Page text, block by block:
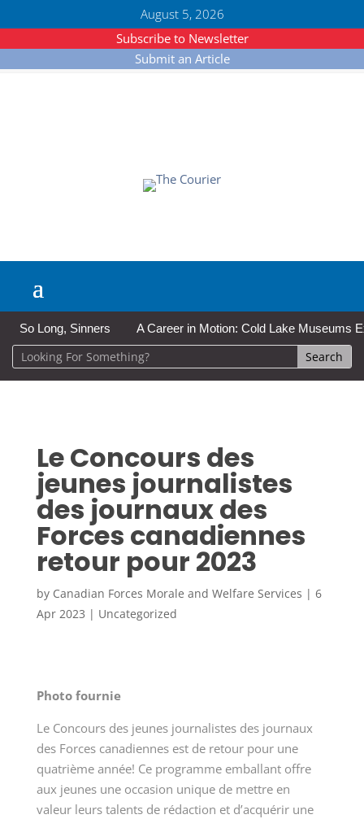
August 5, 2026
Subscribe to Newsletter
Submit an Article
So Long, Sinners A Career in Motion: Cold Lake Museums
Le Concours des
jeunes journalistes
des journaux des
Forces canadiennes
retour pour 2023
by Canadian Forces Morale and Welfare Services | 6
Apr 2023 | Uncategorized
Photo fournie
Le Concours des jeunes journalistes des journaux
des Forces canadiennes est de retour pour une
quatrième année! Ce programme emballant offre
aux jeunes une occasion unique de mettre en
valeur leurs talents de rédaction et d’acquérir une